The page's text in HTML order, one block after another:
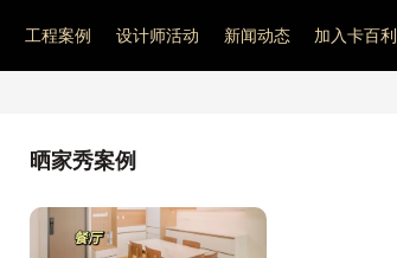
工程案例 设计师活动 新闻动态 加入卡百利
晒家秀案例